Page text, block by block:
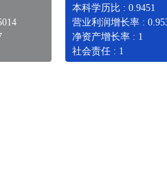
本科学历比 : 0.9451
营业利润增长率 :
净资产增长率 : 1
社会责任 : 1